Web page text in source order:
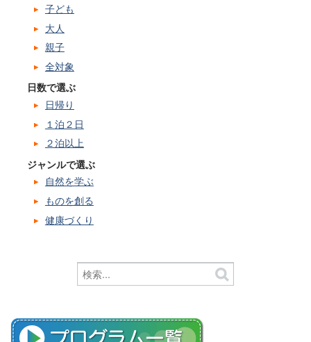
子ども
大人
親子
全対象
日数で選ぶ
日帰り
１泊２日
２泊以上
ジャンルで選ぶ
自然を学ぶ
ものを創る
健康づくり